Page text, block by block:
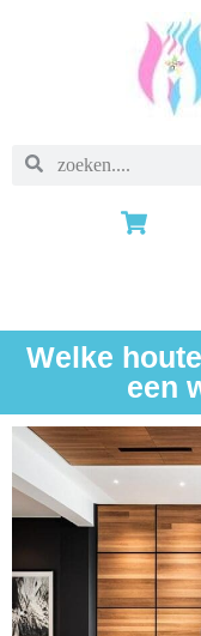
Welke
een